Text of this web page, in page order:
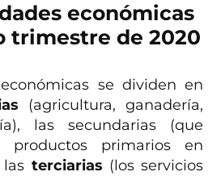
económicas
trimestre de 2020
se dividen en
(agricultura, ganadería,
las secundarias (que
productos primarios en
terciarias (los servicios